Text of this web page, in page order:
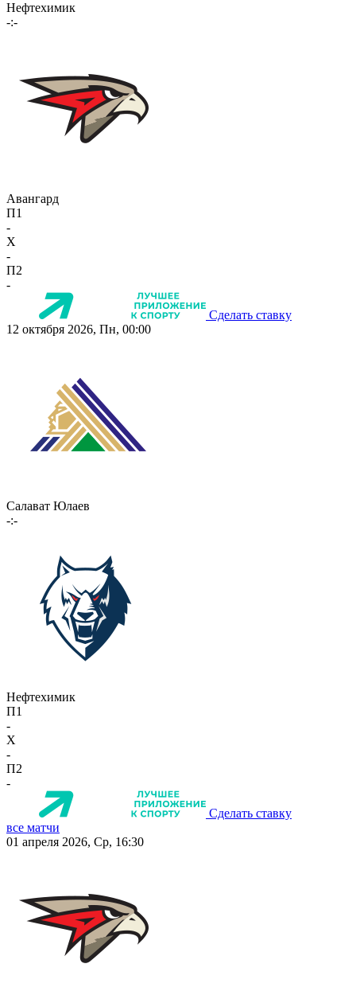
Нефтехимик
-:-
Авангард
П1
-
X
-
П2
-
Сделать ставку
12 октября 2026, Пн, 00:00
Салават Юлаев
-:-
Нефтехимик
П1
-
X
-
П2
-
Сделать ставку
все матчи
01 апреля 2026, Ср, 16:30